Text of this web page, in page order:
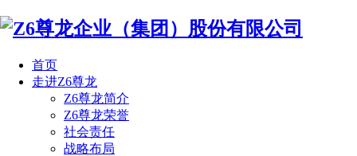
首页
走进Z6尊龙
Z6尊龙简介
Z6尊龙荣誉
社会责任
战略布局